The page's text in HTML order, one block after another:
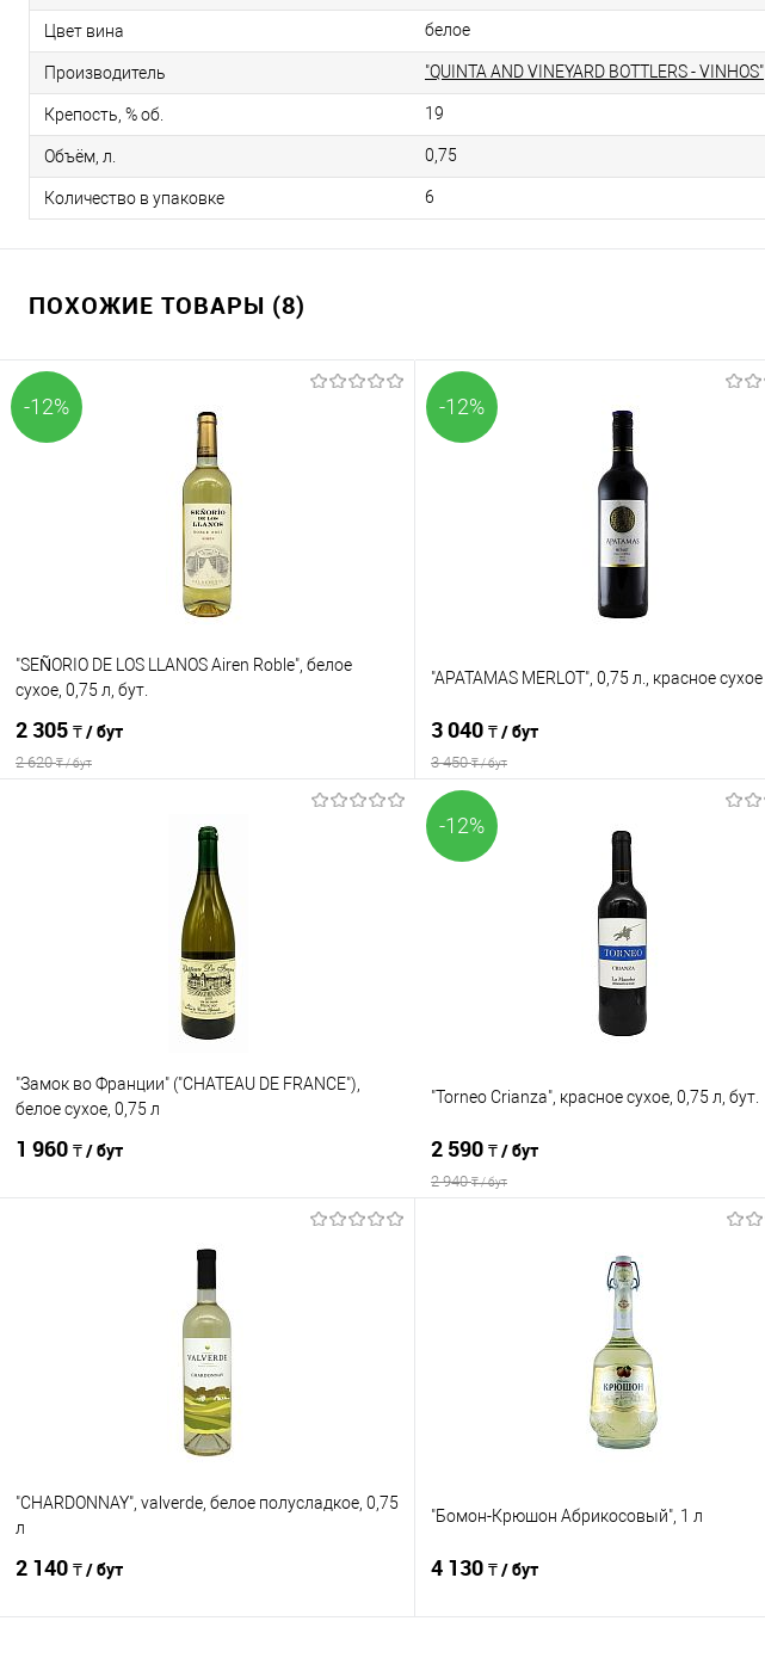
Цвет вина белое
Производитель "QUINTA AND VINEYARD BOTTLERS - VINHOS"
Крепость, % об. 19
Объём, л. 0,75
Количество в упаковке 6
ПОХОЖИЕ ТОВАРЫ (8)
-12%
"SEÑORIO DE LOS LLANOS Airen Roble", белое
сухое, 0,75 л, бут.
2 305 ₸ / бут
2 620₸ / бут
В корзину
-12%
"APATAMAS MERLOT", 0,75 л., красное сухое
3 040 ₸ / бут
3 450₸ / бут
В корзину
"Замок во Франции" ("CHATEAU DE FRANCE"),
белое сухое, 0,75 л
1 960 ₸ / бут
В корзину
-12%
"Torneo Crianza", красное сухое, 0,75 л, бут.
2 590 ₸ / бут
2 940₸ / бут
"CHARDONNAY", valverde, белое полусладкое, 0,75
л
2 140 ₸ / бут
"Бомон-Крюшон Абрикосовый", 1 л
4 130 ₸ / бут